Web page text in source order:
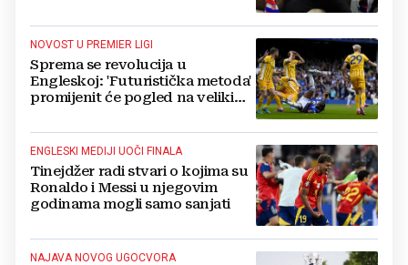
NOVOST U PREMIER LIGI
Sprema se revolucija u
Engleskoj: 'Futuristička metoda'
promijenit će pogled na veliki
ENGLESKI MEDIJI UOČI FINALA
Tinejdžer radi stvari o kojima su
Ronaldo i Messi u njegovim
godinama mogli samo sanjati
NAJAVA NOVOG UGOCVORA